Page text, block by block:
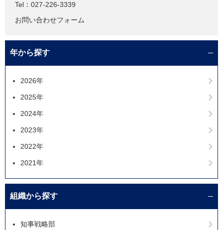
Tel：027-226-3339
お問い合わせフォーム
年から探す
2026年
2025年
2024年
2023年
2022年
2021年
組織から探す
知事戦略部